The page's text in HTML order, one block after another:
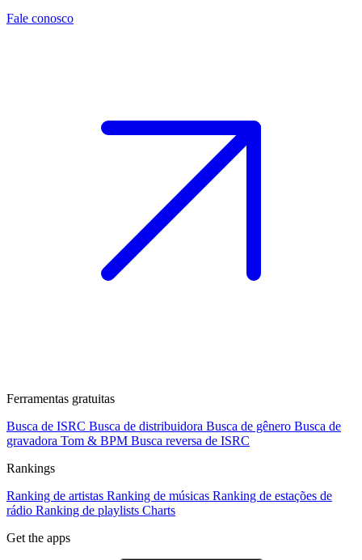
Fale conosco
Ferramentas gratuitas
Busca de ISRC Busca de distribuidora Busca de gênero Busca de
gravadora Tom & BPM Busca reversa de ISRC
Rankings
Ranking de artistas Ranking de músicas Ranking de estações de
rádio Ranking de playlists Charts
Get the apps